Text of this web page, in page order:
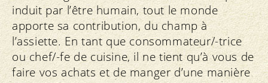
avec Agroscope. Dans ce check-up en
ligne, les entreprises peuvent saisir
facilement et rapidement les mesures
de protection du climat qu’elles ont
mises en œuvre et voir comment elles
aux mesures de protection du climat dans
leurs entreprises, acquérant ainsi de
précieuses expériences pour l’ensemble
de l’association. Le projet sera poursuivi
dans le cadre de ProBio.
induit par l’être humain, tout le monde
apporte sa contribution, du champ à
l’assiette. En tant que consommateur/-trice
ou chef/-fe de cuisine, il ne tient qu’à vous de
faire vos achats et de manger d’une manière